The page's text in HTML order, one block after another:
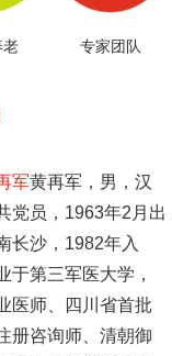
老 专家团队
军黄再军，男，汉
党员，1963年2月出
长沙，1982年入
于第三军医大学，
医师、四川省首批
册咨询师、清朝御